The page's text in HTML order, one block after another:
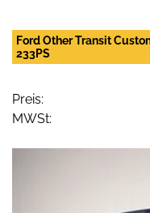
Ford Other Transit
233PS
Preis:
MWSt: